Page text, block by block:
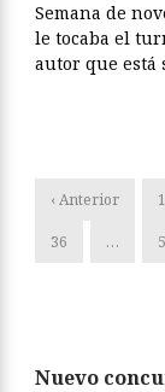
Semana de
le tocaba el
autor que está
‹ Anterior 1
36 …
Nuevo